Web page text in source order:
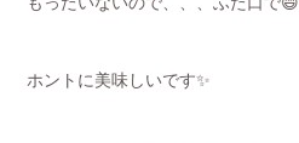
ホントに美味しいです✨